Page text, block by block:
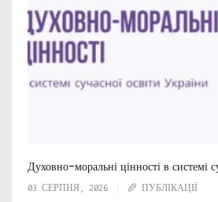
Духовно-моральні цінності в системі
03 СЕРПНЯ, 2026 ПУБЛІКАЦІЇ